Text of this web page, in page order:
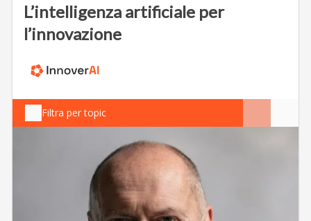
L’intelligenza artificiale per
l’innovazione
Filtra per topic